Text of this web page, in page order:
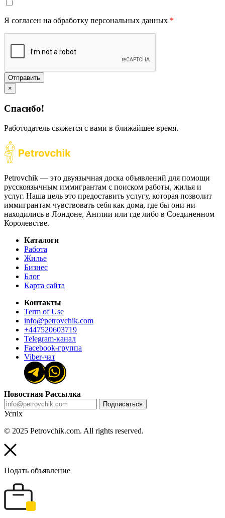
Я согласен на обработку персональных данных *
Отправить
×
Спасибо!
Работодатель свяжется с вами в ближайшее время.
Petrovchik — это двуязычная доска объявлений для помощи
русскоязычным иммигрантам с поиском работы, жилья и
услуг. Наша цель это предоставить услугу, которая позволит
иммигрантам чувствовать себя как дома, где бы они ни
находились в Лондоне, Англии или где либо в Соединенном
Королевстве.
Каталоги
Работа
Жилье
Бизнес
Блог
Карта сайта
Контакты
Term of Use
info@petrovchik.com
+447520603719
Telegram-канал
Facebook-группа
Viber-чат
Новостная Рассылка
Подписаться
Успіх
© 2025 Petrovchik.com. All rights reserved.
Подать объявление